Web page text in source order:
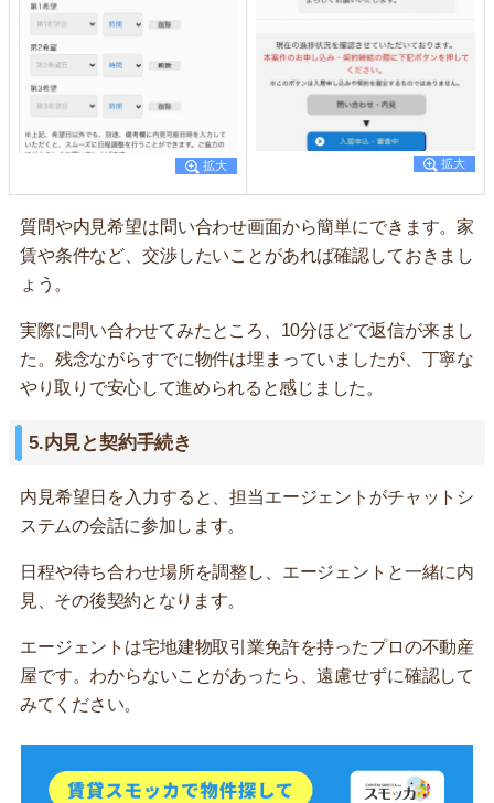
質問や内見希望は問い合わせ画面から簡単にできます。家
賃や条件など、交渉したいことがあれば確認しておきまし
ょう。
実際に問い合わせてみたところ、10分ほどで返信が来まし
た。残念ながらすでに物件は埋まっていましたが、丁寧な
やり取りで安心して進められると感じました。
5.内見と契約手続き
内見希望日を入力すると、担当エージェントがチャットシ
ステムの会話に参加します。
日程や待ち合わせ場所を調整し、エージェントと一緒に内
見、その後契約となります。
エージェントは宅地建物取引業免許を持ったプロの不動産
屋です。わからないことがあったら、遠慮せずに確認して
みてください。